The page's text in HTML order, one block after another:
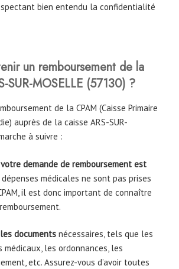
bien entendu la confidentialité
un remboursement de la
SUR-MOSELLE (57130) ?
de la CPAM (Caisse Primaire
auprès de la caisse ARS-SUR-
à suivre :
votre demande de remboursement est
dépenses médicales ne sont pas prises
il est donc important de connaître
documents nécessaires, tels que les
les ordonnances, les
etc. Assurez-vous d’avoir toutes